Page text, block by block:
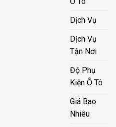
Dịch Vụ
Dịch Vụ
Tận Nơi
Độ Phụ
Kiện Ô Tô
Giá Bao
Nhiêu